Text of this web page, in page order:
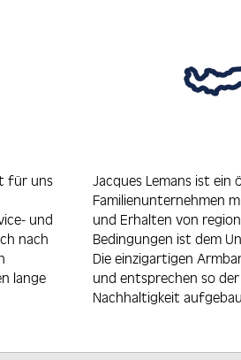
für uns
und
nach
lange
Jacques Lemans ist ein
Familienunternehmen
und Erhalten von
Bedingungen ist dem
Die einzigartigen
und entsprechen so
Nachhaltigkeit